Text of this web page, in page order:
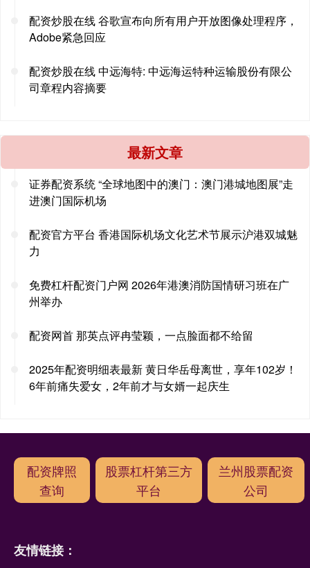
配资炒股在线 谷歌宣布向所有用户开放图像处理程序，
Adobe紧急回应
配资炒股在线 中远海特: 中远海运特种运输股份有限公
司章程内容摘要
最新文章
证券配资系统 “全球地图中的澳门：澳门港城地图展”走
进澳门国际机场
配资官方平台 香港国际机场文化艺术节展示沪港双城魅
力
免费杠杆配资门户网 2026年港澳消防国情研习班在广
州举办
配资网首 那英点评冉莹颖，一点脸面都不给留
2025年配资明细表最新 黄日华岳母离世，享年102岁！
6年前痛失爱女，2年前才与女婿一起庆生
配资牌照
查询
股票杠杆第三方
平台
兰州股票配资
公司
友情链接：